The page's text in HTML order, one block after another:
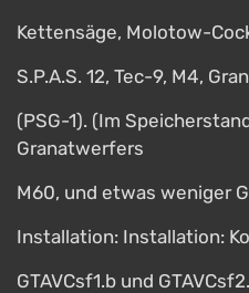
Kettensäge, Molotow-
S.P.A.S. 12, Tec-9, M4,
(PSG-1). (Im
Granatwerfers
M60, und etwas weniger
Installation: Installation:
GTAVCsf1.b und